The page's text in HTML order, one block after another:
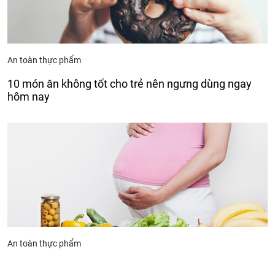
An toàn thực phẩm
10 món ăn không tốt cho trẻ nên ngưng dùng ngay
hôm nay
An toàn thực phẩm